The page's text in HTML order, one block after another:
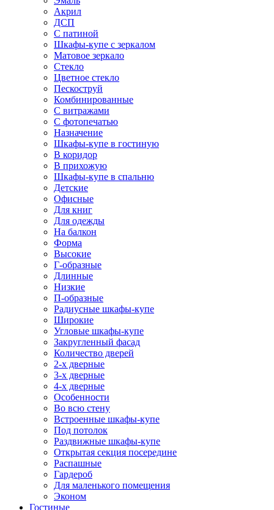
Акрил
ДСП
С патиной
Шкафы-купе с зеркалом
Матовое зеркало
Стекло
Цветное стекло
Пескоструй
Комбинированные
С витражами
С фотопечатью
Назначение
Шкафы-купе в гостиную
В коридор
В прихожую
Шкафы-купе в спальню
Детские
Офисные
Для книг
Для одежды
На балкон
Форма
Высокие
Г-образные
Длинные
Низкие
П-образные
Радиусные шкафы-купе
Широкие
Угловые шкафы-купе
Закругленный фасад
Количество дверей
2-х дверные
3-х дверные
4-х дверные
Особенности
Во всю стену
Встроенные шкафы-купе
Под потолок
Раздвижные шкафы-купе
Открытая секция посередине
Распашные
Гардероб
Для маленького помещения
Эконом
Гостиные